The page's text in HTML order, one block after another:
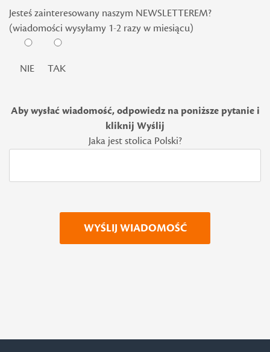
Jesteś zainteresowany naszym NEWSLETTEREM?
(wiadomości wysyłamy 1-2 razy w miesiącu)
NIE TAK
Aby wysłać wiadomość, odpowiedz na poniższe pytanie i
kliknij Wyślij
Jaka jest stolica Polski?